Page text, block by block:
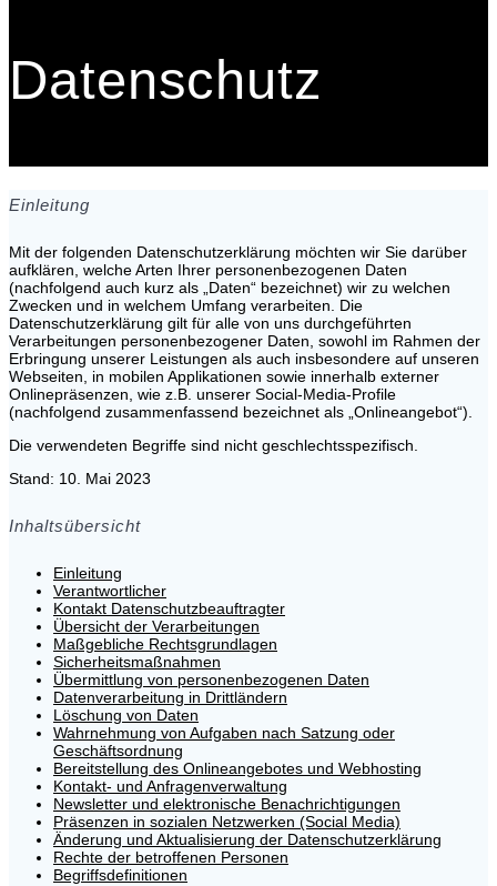
Datenschutz
Einleitung
Mit der folgenden Datenschutzerklärung möchten wir Sie darüber
aufklären, welche Arten Ihrer personenbezogenen Daten
(nachfolgend auch kurz als „Daten“ bezeichnet) wir zu welchen
Zwecken und in welchem Umfang verarbeiten. Die
Datenschutzerklärung gilt für alle von uns durchgeführten
Verarbeitungen personenbezogener Daten, sowohl im Rahmen der
Erbringung unserer Leistungen als auch insbesondere auf unseren
Webseiten, in mobilen Applikationen sowie innerhalb externer
Onlinepräsenzen, wie z.B. unserer Social-Media-Profile
(nachfolgend zusammenfassend bezeichnet als „Onlineangebot“).
Die verwendeten Begriffe sind nicht geschlechtsspezifisch.
Stand: 10. Mai 2023
Inhaltsübersicht
Einleitung
Verantwortlicher
Kontakt Datenschutzbeauftragter
Übersicht der Verarbeitungen
Maßgebliche Rechtsgrundlagen
Sicherheitsmaßnahmen
Übermittlung von personenbezogenen Daten
Datenverarbeitung in Drittländern
Löschung von Daten
Wahrnehmung von Aufgaben nach Satzung oder
Geschäftsordnung
Bereitstellung des Onlineangebotes und Webhosting
Kontakt- und Anfragenverwaltung
Newsletter und elektronische Benachrichtigungen
Präsenzen in sozialen Netzwerken (Social Media)
Änderung und Aktualisierung der Datenschutzerklärung
Rechte der betroffenen Personen
Begriffsdefinitionen